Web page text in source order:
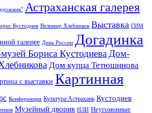
Астраханская галерея
Кустодиев Велимир Хлебников Выставка ГИМ
галерее День России Догадинка
Бориса Кустодиева Дом-
Дом купца Тетюшинова
с выставки Картинная
Конференция Культура Астрахань Кустодиев
Музейный дворик НЛИ Неугомонные